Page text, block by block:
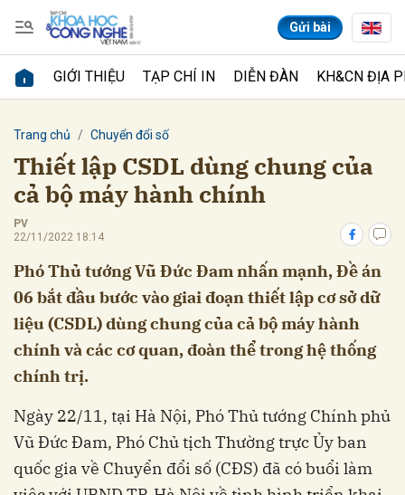
Gửi bài
GIỚI THIỆU TẠP CHÍ IN DIỄN ĐÀN KH&CN ĐỊA
Trang chủ Chuyển đổi số
Thiết lập CSDL dùng chung của
cả bộ máy hành chính
PV
22/11/2022 18:14
Phó Thủ tướng Vũ Đức Đam nhấn mạnh, Đề án
06 bắt đầu bước vào giai đoạn thiết lập cơ sở dữ
liệu (CSDL) dùng chung của cả bộ máy hành
chính và các cơ quan, đoàn thể trong hệ thống
chính trị.
Ngày 22/11, tại Hà Nội, Phó Thủ tướng Chính phủ
Vũ Đức Đam, Phó Chủ tịch Thường trực Ủy ban
quốc gia về Chuyển đổi số (CĐS) đã có buổi làm
Gửi bình luận
Hủy Gửi